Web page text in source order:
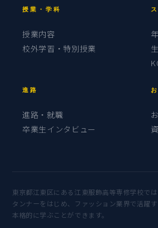
授業・学科
授業内容
校外学習・特別授業
進路
進路・就職
卒業生インタビュー
東京都江東区にある江東服飾高等専修学校で
タンナーをはじめ、ファッション業界で活躍
本格的に学ぶことができます。